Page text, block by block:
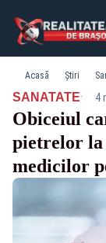
Acasă Știri
SANATATE· 4
Obiceiul
pietrelor
medicilor